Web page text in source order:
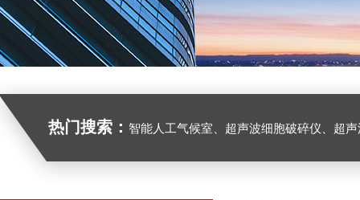
热门搜索： 智能人工气候室、超声波细胞破碎仪、超